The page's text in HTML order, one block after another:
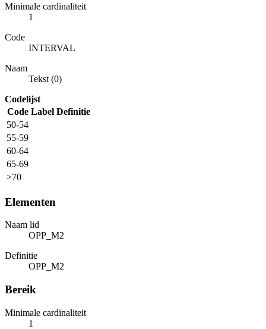
Minimale cardinaliteit
1
Code
INTERVAL
Naam
Tekst (0)
Codelijst
Code Label Definitie
50-54
55-59
60-64
65-69
>70
Elementen
Naam lid
OPP_M2
Definitie
OPP_M2
Bereik
Minimale cardinaliteit
1